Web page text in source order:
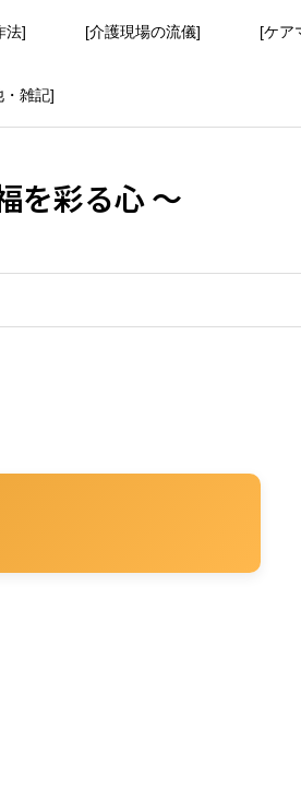
法] [介護現場の流儀] [ケア
・雑記]
を彩る心 ～